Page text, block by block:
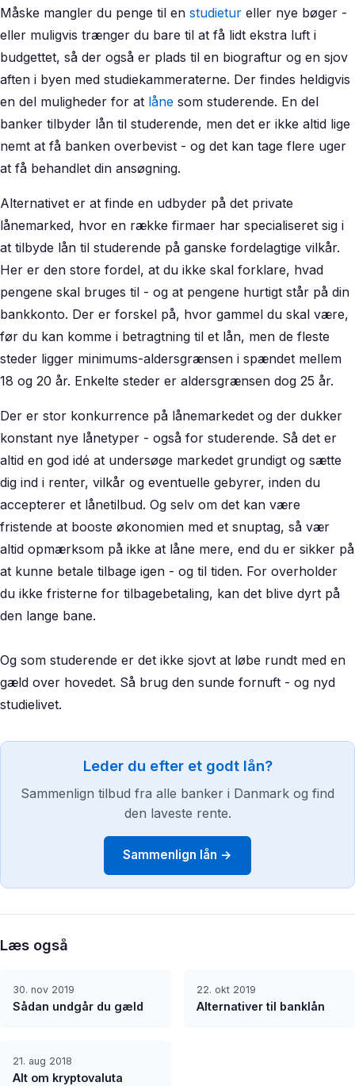
Måske mangler du penge til en studietur eller nye bøger -
eller muligvis trænger du bare til at få lidt ekstra luft i
budgettet, så der også er plads til en biograftur og en sjov
aften i byen med studiekammeraterne. Der findes heldigvis
en del muligheder for at låne som studerende. En del
banker tilbyder lån til studerende, men det er ikke altid lige
nemt at få banken overbevist - og det kan tage flere uger
at få behandlet din ansøgning.
Alternativet er at finde en udbyder på det private
lånemarked, hvor en række firmaer har specialiseret sig i
at tilbyde lån til studerende på ganske fordelagtige vilkår.
Her er den store fordel, at du ikke skal forklare, hvad
pengene skal bruges til - og at pengene hurtigt står på din
bankkonto. Der er forskel på, hvor gammel du skal være,
før du kan komme i betragtning til et lån, men de fleste
steder ligger minimums-aldersgrænsen i spændet mellem
18 og 20 år. Enkelte steder er aldersgrænsen dog 25 år.
Der er stor konkurrence på lånemarkedet og der dukker
konstant nye lånetyper - også for studerende. Så det er
altid en god idé at undersøge markedet grundigt og sætte
dig ind i renter, vilkår og eventuelle gebyrer, inden du
accepterer et lånetilbud. Og selv om det kan være
fristende at booste økonomien med et snuptag, så vær
altid opmærksom på ikke at låne mere, end du er sikker på
at kunne betale tilbage igen - og til tiden. For overholder
du ikke fristerne for tilbagebetaling, kan det blive dyrt på
den lange bane.
Og som studerende er det ikke sjovt at løbe rundt med en
gæld over hovedet. Så brug den sunde fornuft - og nyd
studielivet.
Leder du efter et godt lån?
Sammenlign tilbud fra alle banker i Danmark og find
den laveste rente.
Sammenlign lån →
Læs også
30. nov 2019
Sådan undgår du gæld
22. okt 2019
Alternativer til banklån
21. aug 2018
Alt om kryptovaluta